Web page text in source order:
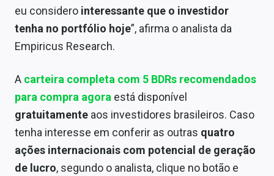
eu considero interessante que o investidor
tenha no portfólio hoje”, afirma o analista da
Empiricus Research.
A carteira completa com 5 BDRs recomendados
para compra agora está disponível
gratuitamente aos investidores brasileiros. Caso
tenha interesse em conferir as outras quatro
ações internacionais com potencial de geração
de lucro, segundo o analista, clique no botão e